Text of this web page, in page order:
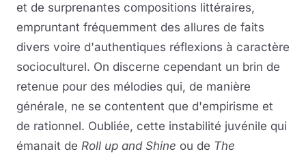
et de surprenantes compositions littéraires,
empruntant fréquemment des allures de faits
divers voire d'authentiques réflexions à caractère
socioculturel. On discerne cependant un brin de
retenue pour des mélodies qui, de manière
générale, ne se contentent que d'empirisme et
de rationnel. Oubliée, cette instabilité juvénile qui
émanait de Roll up and Shine ou de The